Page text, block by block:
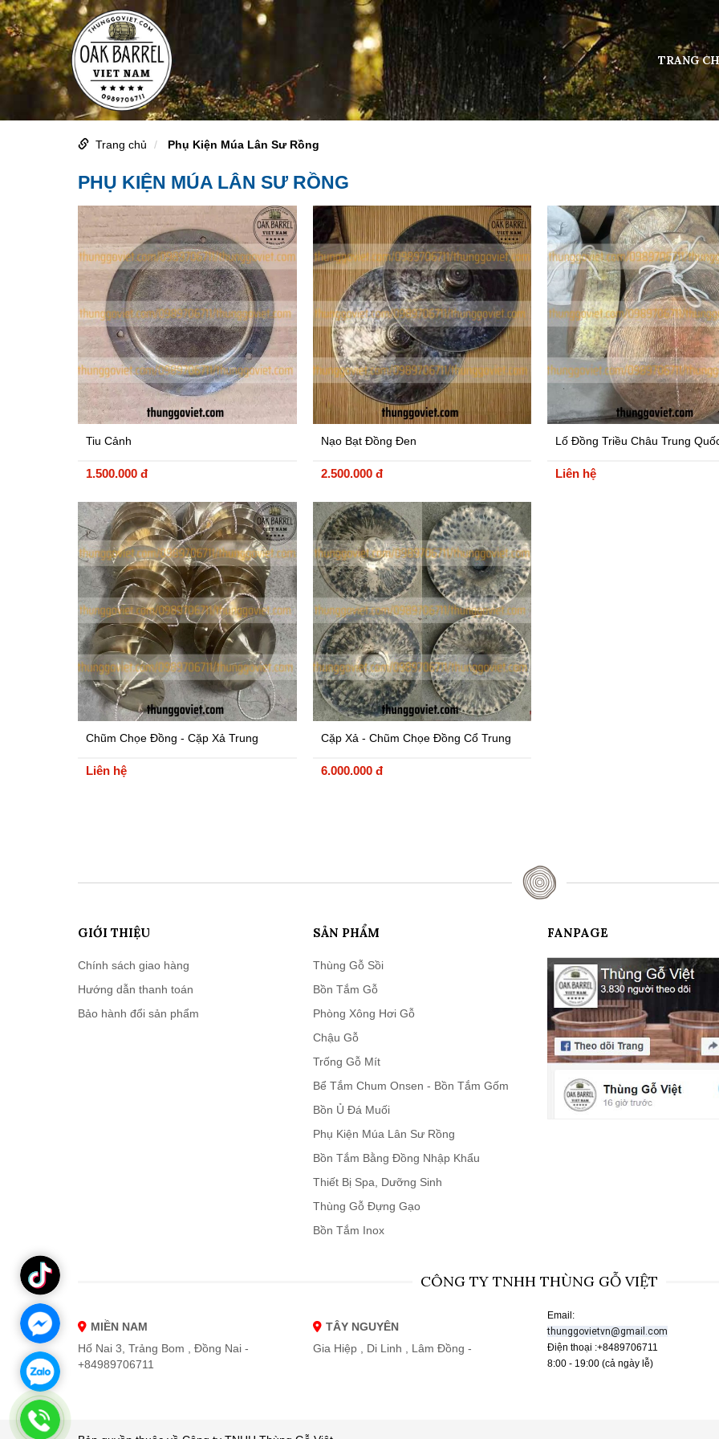
TRANG
Trang chủ Phụ Kiện Múa Lân Sư Rồng
PHỤ KIỆN MÚA LÂN SƯ RỒNG
Tiu Cảnh
1.500.000 đ
Nạo Bạt Đồng Đen
2.500.000 đ
Lố Đồng Triều Châu Trung
Liên hệ
Chũm Chọe Đồng - Cặp Xả Trung
Liên hệ
Cặp Xả - Chũm Chọe Đồng Cổ Trung
6.000.000 đ
GIỚI THIỆU
Chính sách giao hàng
Hướng dẫn thanh toán
Bảo hành đổi sản phẩm
SẢN PHẨM
Thùng Gỗ Sồi
Bồn Tắm Gỗ
Phòng Xông Hơi Gỗ
Chậu Gỗ
Trống Gỗ Mít
Bể Tắm Chum Onsen - Bồn Tắm Gốm
Bồn Ủ Đá Muối
Phụ Kiện Múa Lân Sư Rồng
Bồn Tắm Bằng Đồng Nhập Khẩu
Thiết Bị Spa, Dưỡng Sinh
Thùng Gỗ Đựng Gạo
Bồn Tắm Inox
FANPAGE
CÔNG TY TNHH THÙNG GỖ VIỆT
MIỀN NAM
Hố Nai 3, Trảng Bom , Đồng Nai -
+84989706711
TÂY NGUYÊN
Gia Hiệp , Di Linh , Lâm Đồng -
Email:
thunggovietvn@gmail.com
Điện thoại :+8489706711
8:00 - 19:00 (cả ngày lễ)